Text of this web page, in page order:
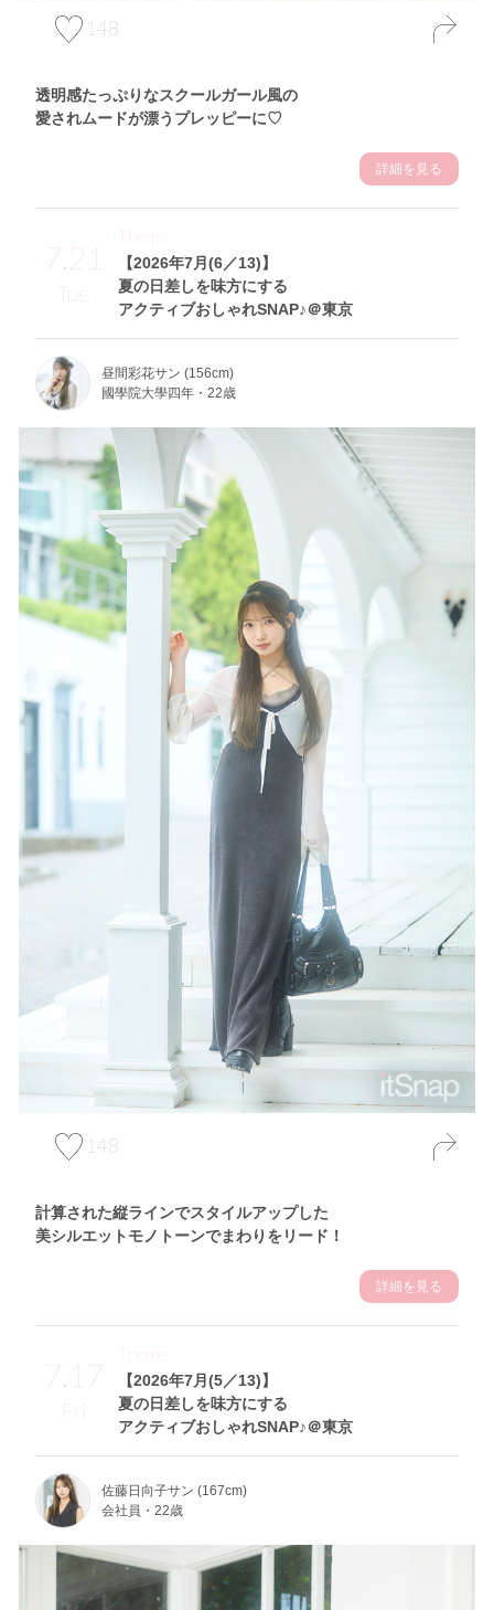
148
透明感たっぷりなスクールガール風の
愛されムードが漂うプレッピーに♡
詳細を見る
7.21
Tue
【2026年7月(6／13)】
夏の日差しを味方にする
アクティブおしゃれSNAP♪＠東京
Theme
昼間彩花サン (156cm)
國學院大學四年・22歳
148
計算された縦ラインでスタイルアップした
美シルエットモノトーンでまわりをリード！
詳細を見る
7.17
Fri
【2026年7月(5／13)】
夏の日差しを味方にする
アクティブおしゃれSNAP♪＠東京
Theme
佐藤日向子サン (167cm)
会社員・22歳